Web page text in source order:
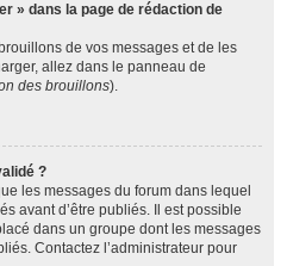
» dans la page de rédaction de
de vos messages et de les
allez dans le panneau de
des brouillons).
?
les messages du forum dans lequel
avant d’être publiés. Il est possible
dans un groupe dont les messages
Contactez l’administrateur pour